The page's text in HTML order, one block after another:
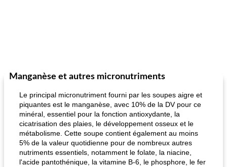
Manganèse et autres micronutriments
Le principal micronutriment fourni par les soupes aigre et
piquantes est le manganèse, avec 10% de la DV pour ce
minéral, essentiel pour la fonction antioxydante, la
cicatrisation des plaies, le développement osseux et le
métabolisme. Cette soupe contient également au moins
5% de la valeur quotidienne pour de nombreux autres
nutriments essentiels, notamment le folate, la niacine,
l'acide pantothénique, la vitamine B-6, le phosphore, le fer